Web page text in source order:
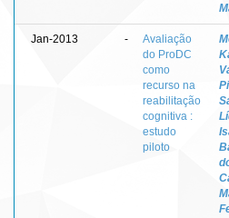
Jan-2013 -
Avaliação
do ProDC
como
recurso na
reabilitação
cognitiva :
estudo
piloto